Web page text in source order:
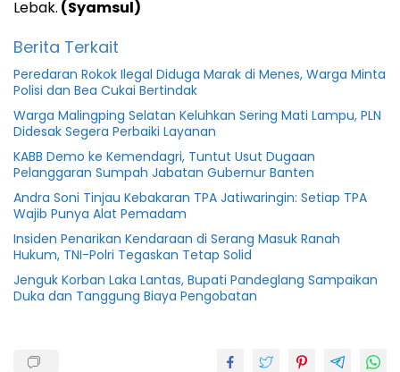
Lebak. (Syamsul)
Berita Terkait
Peredaran Rokok Ilegal Diduga Marak di Menes, Warga Minta
Polisi dan Bea Cukai Bertindak
Warga Malingping Selatan Keluhkan Sering Mati Lampu, PLN
Didesak Segera Perbaiki Layanan
KABB Demo ke Kemendagri, Tuntut Usut Dugaan
Pelanggaran Sumpah Jabatan Gubernur Banten
Andra Soni Tinjau Kebakaran TPA Jatiwaringin: Setiap TPA
Wajib Punya Alat Pemadam
Insiden Penarikan Kendaraan di Serang Masuk Ranah
Hukum, TNI-Polri Tegaskan Tetap Solid
Jenguk Korban Laka Lantas, Bupati Pandeglang Sampaikan
Duka dan Tanggung Biaya Pengobatan
rusak